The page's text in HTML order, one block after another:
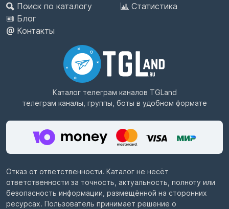
Поиск по каталогу
Блог
Контакты
Статистика
Каталог телеграм каналов TGLand
телеграм каналы, группы, боты в удобном формате
Отказ от ответственности. Каталог не несёт
ответственности за точность, актуальность, полноту или
безопасность информации, размещённой на сторонних
ресурсах. Пользователь принимает решение о